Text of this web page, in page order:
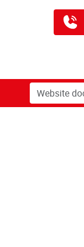
Zoek
Geavanceerd
zoeken...